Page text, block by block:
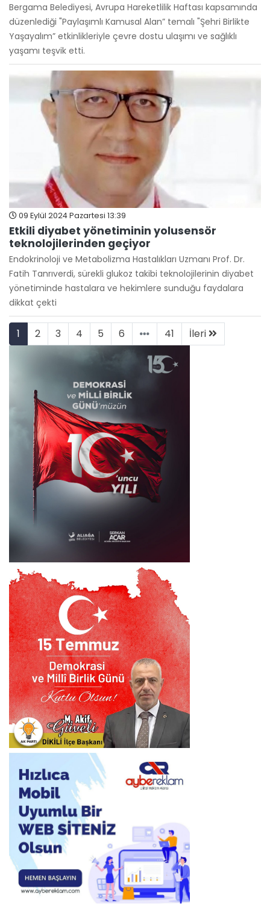
Bergama Belediyesi, Avrupa Hareketlilik Haftası kapsamında
düzenlediği "Paylaşımlı Kamusal Alan” temalı "Şehri Birlikte
Yaşayalım” etkinlikleriyle çevre dostu ulaşımı ve sağlıklı
yaşamı teşvik etti.
09 Eylül 2024 Pazartesi 13:39
Etkili diyabet yönetiminin yolusensör
teknolojilerinden geçiyor
Endokrinoloji ve Metabolizma Hastalıkları Uzmanı Prof. Dr.
Fatih Tanrıverdi, sürekli glukoz takibi teknolojilerinin diyabet
yönetiminde hastalara ve hekimlere sunduğu faydalara
dikkat çekti
1 2 3 4 5 6 41 İleri